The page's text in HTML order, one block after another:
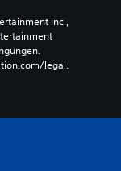
Inc.,
legal.